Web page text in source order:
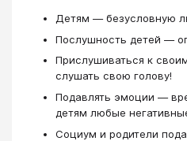
Детям — безусловную
Послушность детей —
Прислушиваться к
слушать свою голову!
Подавлять эмоции —
детям любые
Социум и родители